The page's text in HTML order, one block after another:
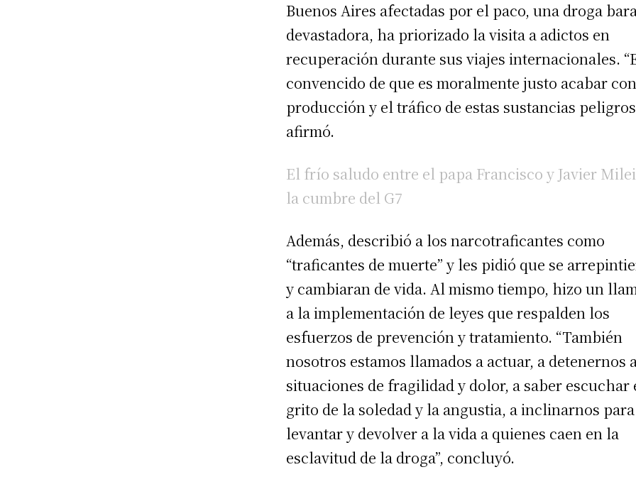
Buenos Aires afectadas por el paco, una droga
devastadora, ha priorizado la visita a adictos en
recuperación durante sus viajes internacionales.
convencido de que es moralmente justo acabar
producción y el tráfico de estas sustancias
afirmó.
El frío saludo entre el papa Francisco y Javier
la cumbre del G7
Además, describió a los narcotraficantes como
“traficantes de muerte” y les pidió que se
y cambiaran de vida. Al mismo tiempo, hizo un
a la implementación de leyes que respalden los
esfuerzos de prevención y tratamiento. “También
nosotros estamos llamados a actuar, a detenernos
situaciones de fragilidad y dolor, a saber escuchar
grito de la soledad y la angustia, a inclinarnos para
levantar y devolver a la vida a quienes caen en la
esclavitud de la droga”, concluyó.